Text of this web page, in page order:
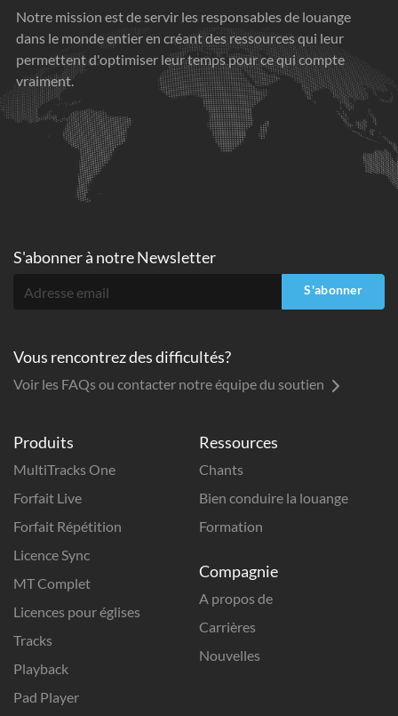
Notre mission est de servir les responsables de louange
dans le monde entier en créant des ressources qui leur
permettent d'optimiser leur temps pour ce qui compte
vraiment.
Produits
MultiTracks One
Forfait Live
Forfait Répétition
Licence Sync
MT Complet
Licences pour églises
Tracks
Playback
Pad Player
Ressources
Chants
Bien conduire la louange
Formation
Compagnie
A propos de
Carrières
Nouvelles
S'abonner à notre Newsletter
S'abonner
Vous rencontrez des difficultés?
Voir les FAQs ou contacter notre équipe du soutien